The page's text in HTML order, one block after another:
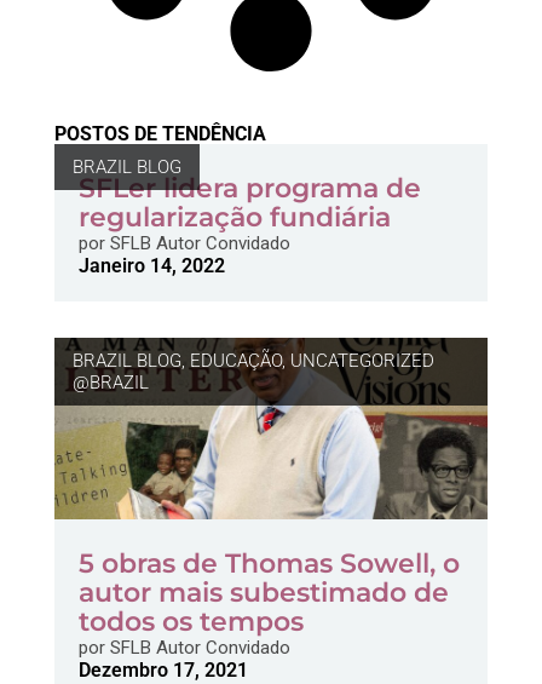
POSTOS DE TENDÊNCIA
BRAZIL BLOG
SFLer lidera programa de
regularização fundiária
porSFLB Autor Convidado
Janeiro 14, 2022
BRAZIL BLOG, EDUCAÇÃO, UNCATEGORIZED
@BRAZIL
5 obras de Thomas Sowell, o
autor mais subestimado de
todos os tempos
porSFLB Autor Convidado
Dezembro 17, 2021